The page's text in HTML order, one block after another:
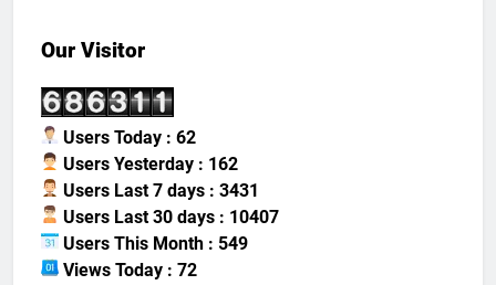
Our Visitor
Users Today : 62
Users Yesterday : 162
Users Last 7 days : 3431
Users Last 30 days : 10407
Users This Month : 549
Views Today : 72